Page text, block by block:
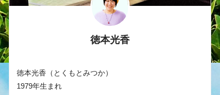
徳本光香
徳本光香（とくもとみつか）
1979年生まれ